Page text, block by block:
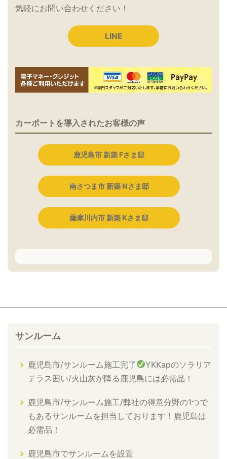
気軽にお問い合わせください！
LINE
カーポートを導入されたお客様の声
鹿児島市 新築 Fさま邸
南さつま市 新築 Nさま邸
薩摩川内市 新築 Kさま邸
サンルーム
鹿児島市/サンルーム施工完了
YKKapのソラリア
テラス囲い/火山灰が降る鹿児島には必需品！
鹿児島市/サンルーム施工/弊社の得意分野の1つで
もあるサンルームを担当しております！鹿児島は
必需品！
鹿児島市でサンルームを設置